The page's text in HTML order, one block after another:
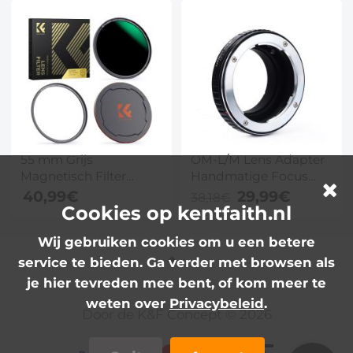
Nano Xcel Serie
55 mm Grijs
Filter HD Waterdicht
Krasbestendig
Antireflecterende
Magneet Lens Filter
Nano Xcel Serie
OM-L/M Lens Adapter
Compatibele Olympus
OM Lenzen voor Leica
M Camera Lichaam
Door de K&F Concept © 2026
Cookies op kentfaith.nl
Wij gebruiken cookies om u een betere
service te bieden. Ga verder met browsen als
je hier tevreden mee bent, of kom meer te
weten over Privacybeleid.